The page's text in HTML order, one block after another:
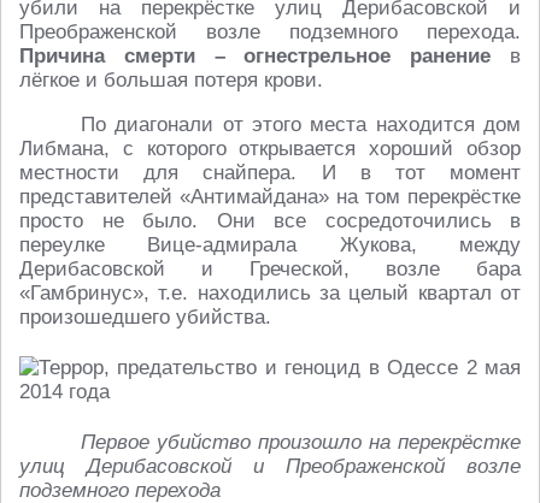
убили на перекрёстке улиц Дерибасовской и
Преображенской возле подземного перехода.
Причина смерти – огнестрельное ранение в
лёгкое и большая потеря крови.
По диагонали от этого места находится дом
Либмана, с которого открывается хороший обзор
местности для снайпера. И в тот момент
представителей «Антимайдана» на том перекрёстке
просто не было. Они все сосредоточились в
переулке Вице-адмирала Жукова, между
Дерибасовской и Греческой, возле бара
«Гамбринус», т.е. находились за целый квартал от
произошедшего убийства.
Первое убийство произошло на перекрёстке
улиц Дерибасовской и Преображенской возле
подземного перехода